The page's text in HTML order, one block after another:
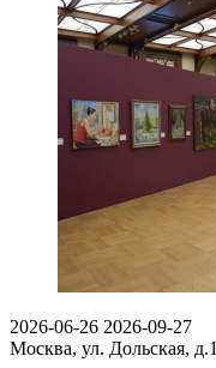
2026-06-26 2026-09-27
Москва, ул. Дольская, д.1